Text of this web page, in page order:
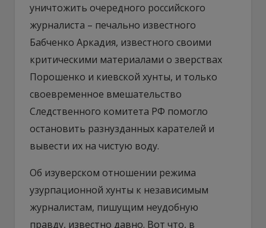
уничтожить очередного российского
журналиста – печально известного
Бабченко Аркадия, известного своими
критическими материалами о зверствах
Порошенко и киевской хунты, и только
своевременное вмешательство
Следственного комитета РФ помогло
остановить разнузданных карателей и
вывести их на чистую воду.
Об изуверском отношении режима
узурпационной хунты к независимым
журналистам, пишущим неудобную
правду, известно давно. Вот что, в